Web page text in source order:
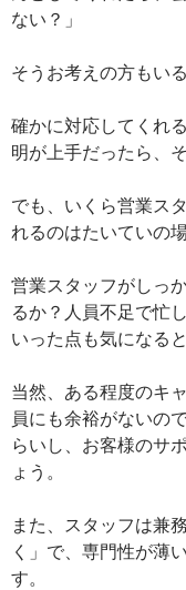
ない？」
そうお考えの方もい
確かに対応してくれ
明が上手だったら、
でも、いくら営業ス
れるのはたいていの
営業スタッフがしっ
るか？人員不足で忙
いった点も気になる
当然、ある程度のキ
員にも余裕がないの
らいし、お客様のサ
ょう。
また、スタッフは兼
く」で、専門性が薄
す。